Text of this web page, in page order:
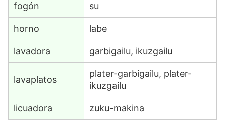
fogón su
horno labe
lavadora garbigailu, ikuzgailu
lavaplatos
plater-garbigailu, plater-
ikuzgailu
licuadora zuku-makina